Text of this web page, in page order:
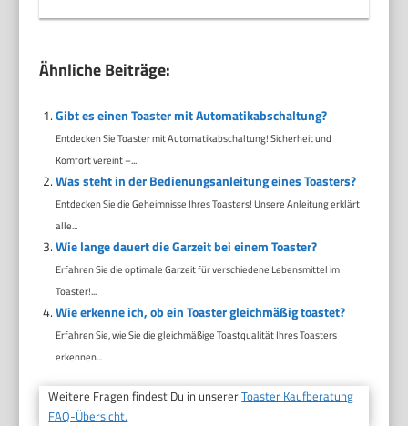
Ähnliche Beiträge:
Gibt es einen Toaster mit Automatikabschaltung?
Entdecken Sie Toaster mit Automatikabschaltung! Sicherheit und
Komfort vereint –...
Was steht in der Bedienungsanleitung eines Toasters?
Entdecken Sie die Geheimnisse Ihres Toasters! Unsere Anleitung erklärt
alle...
Wie lange dauert die Garzeit bei einem Toaster?
Erfahren Sie die optimale Garzeit für verschiedene Lebensmittel im
Toaster!...
Wie erkenne ich, ob ein Toaster gleichmäßig toastet?
Erfahren Sie, wie Sie die gleichmäßige Toastqualität Ihres Toasters
erkennen...
Weitere Fragen findest Du in unsererToaster Kaufberatung
FAQ-Übersicht.